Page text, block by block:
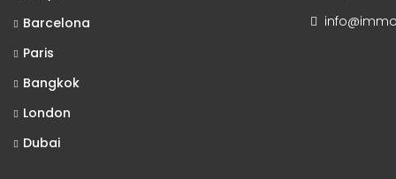
Barcelona
Paris
Bangkok
London
Dubai